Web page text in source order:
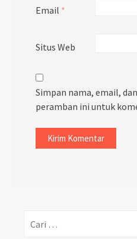
Email *
Situs Web
Simpan nama, email,
peramban ini untuk
untuk: